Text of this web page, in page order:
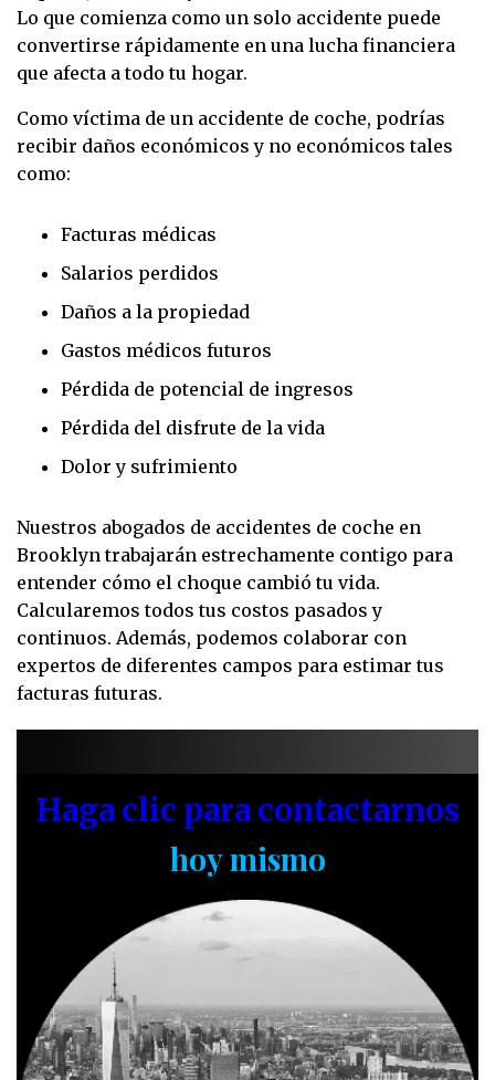
Lo que comienza como un solo accidente puede
convertirse rápidamente en una lucha financiera
que afecta a todo tu hogar.
Como víctima de un accidente de coche, podrías
recibir daños económicos y no económicos tales
como:
Facturas médicas
Salarios perdidos
Daños a la propiedad
Gastos médicos futuros
Pérdida de potencial de ingresos
Pérdida del disfrute de la vida
Dolor y sufrimiento
Nuestros abogados de accidentes de coche en
Brooklyn trabajarán estrechamente contigo para
entender cómo el choque cambió tu vida.
Calcularemos todos tus costos pasados y
continuos. Además, podemos colaborar con
expertos de diferentes campos para estimar tus
facturas futuras.
Haga clic para contactarnos
hoy mismo